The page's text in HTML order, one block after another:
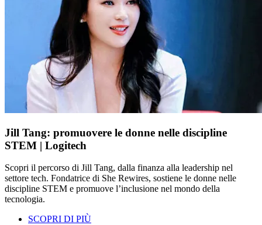
Jill Tang: promuovere le donne nelle discipline
STEM | Logitech
Scopri il percorso di Jill Tang, dalla finanza alla leadership nel
settore tech. Fondatrice di She Rewires, sostiene le donne nelle
discipline STEM e promuove l’inclusione nel mondo della
tecnologia.
SCOPRI DI PIÙ